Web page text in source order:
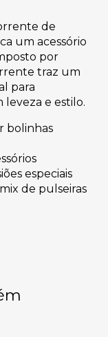
de
um acessório
por
traz um
para
e estilo.
bolinhas
especiais
de pulseiras